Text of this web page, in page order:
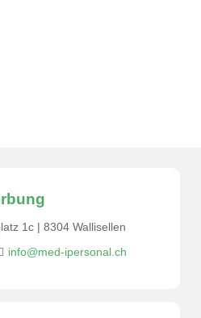
1c | 8304 Wallisellen
info@med-ipersonal.ch